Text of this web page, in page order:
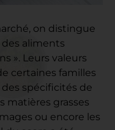
on distingue
aliments
». Leurs valeurs
certaines familles
spécificités de
matières grasses
ou encore les